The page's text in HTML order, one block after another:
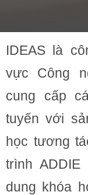
IDEAS là
vực Công
cung cấp
tuyến với
học tương
trình
dung khóa